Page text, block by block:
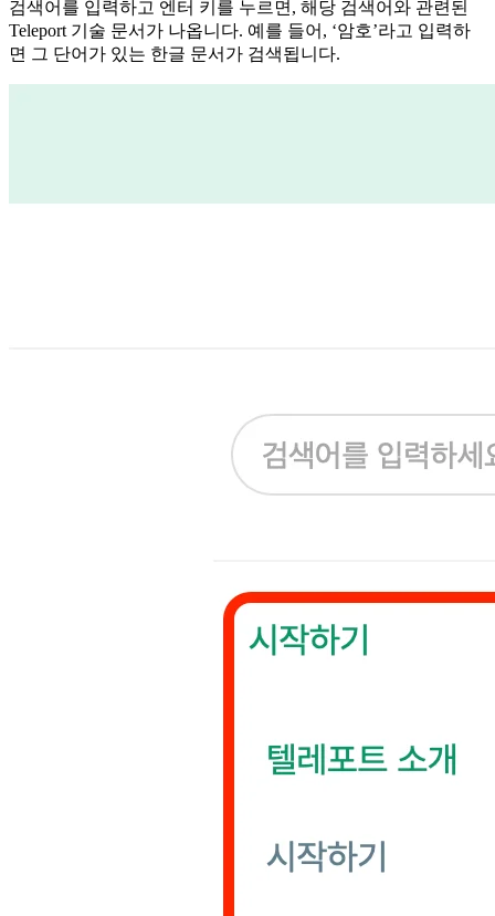
검색어를 입력하고 엔터 키를 누르면, 해당 검색어와 관련된
Teleport 기술 문서가 나옵니다. 예를 들어, ‘암호’라고 입력하
면 그 단어가 있는 한글 문서가 검색됩니다.